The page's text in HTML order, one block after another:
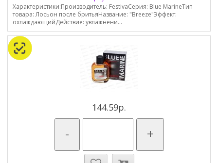
Характеристики:Производитель: FestivaСерия: Blue MarineТип
товара: Лосьон после бритьяНазвание: "Breeze"Эффект:
охлаждающийДействие: увлажнени...
144.59р.
- +